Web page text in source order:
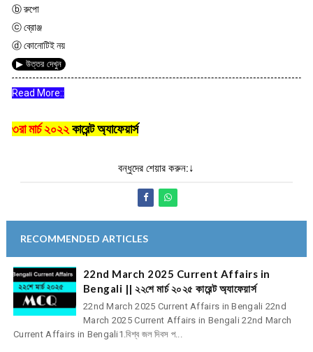
ⓑ রুপো
ⓒ ব্রোঞ্জ
ⓓ কোনোটিই নয়
▶ উত্তর দেখুন
Read More::
৩রা মার্চ ২০২২ কারেন্ট অ্যাফেয়ার্স
বন্ধুদের শেয়ার করুন:↓
RECOMMENDED ARTICLES
22nd March 2025 Current Affairs in
Bengali || ২২শে মার্চ ২০২৫ কারেন্ট অ্যাফেয়ার্স
22nd March 2025 Current Affairs in Bengali 22nd
March 2025 Current Affairs in Bengali 22nd March
Current Affairs in Bengali1.বিশ্ব জল দিবস প...